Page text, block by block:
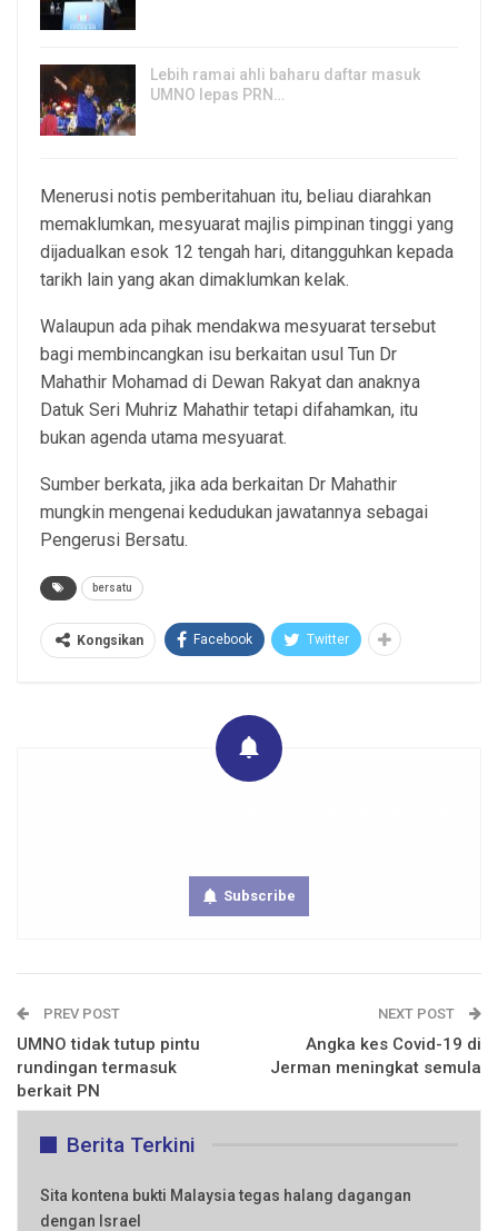
Lebih ramai ahli baharu daftar masuk
UMNO lepas PRN…
Menerusi notis pemberitahuan itu, beliau diarahkan
memaklumkan, mesyuarat majlis pimpinan tinggi yang
dijadualkan esok 12 tengah hari, ditangguhkan kepada
tarikh lain yang akan dimaklumkan kelak.
Walaupun ada pihak mendakwa mesyuarat tersebut
bagi membincangkan isu berkaitan usul Tun Dr
Mahathir Mohamad di Dewan Rakyat dan anaknya
Datuk Seri Muhriz Mahathir tetapi difahamkan, itu
bukan agenda utama mesyuarat.
Sumber berkata, jika ada berkaitan Dr Mahathir
mungkin mengenai kedudukan jawatannya sebagai
Pengerusi Bersatu.
bersatu
Kongsikan Facebook Twitter
Subscribe
PREV POST
UMNO tidak tutup pintu
rundingan termasuk
berkait PN
NEXT POST
Angka kes Covid-19 di
Jerman meningkat semula
Berita Terkini
Sita kontena bukti Malaysia tegas halang dagangan
dengan Israel